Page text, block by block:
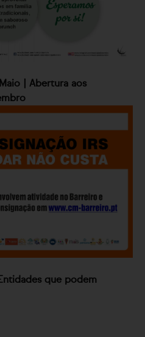
| Abertura aos
que podem